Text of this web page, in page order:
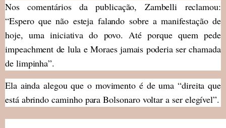
Nos comentários da publicação, Zambelli reclamou:
“Espero que não esteja falando sobre a manifestação de
hoje, uma iniciativa do povo. Até porque quem pede
impeachment de lula e Moraes jamais poderia ser chamada
de limpinha”.
Ela ainda alegou que o movimento é de uma “direita que
está abrindo caminho para Bolsonaro voltar a ser elegível”.